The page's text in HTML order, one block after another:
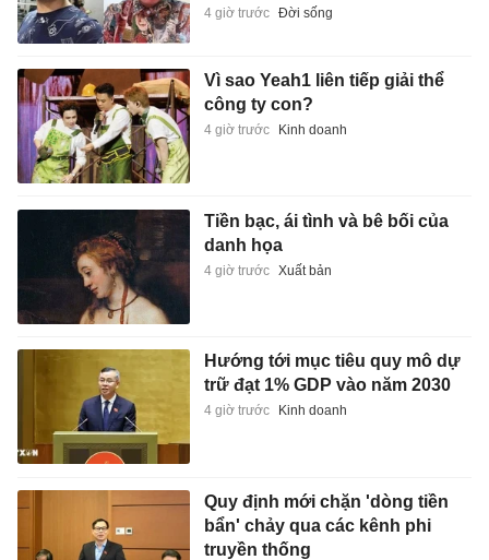
4 giờ trước Đời sống
Vì sao Yeah1 liên tiếp giải thể
công ty con?
4 giờ trước Kinh doanh
Tiền bạc, ái tình và bê bối của
danh họa
4 giờ trước Xuất bản
Hướng tới mục tiêu quy mô dự
trữ đạt 1% GDP vào năm 2030
4 giờ trước Kinh doanh
Quy định mới chặn 'dòng tiền
bẩn' chảy qua các kênh phi
truyền thống